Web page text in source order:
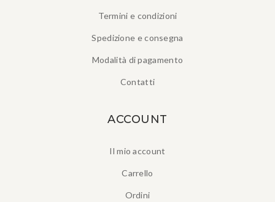
Termini e condizioni
Spedizione e consegna
Modalità di pagamento
Contatti
ACCOUNT
Il mio account
Carrello
Ordini